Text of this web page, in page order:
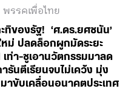
พรรคเพื่อไทย
ของรัฐ! ‘ศ.ดร.ยศชนัน’
ม่ ปลดล็อกผูกมัดระยะ
ท่า-ชูเอานวัตกรรมมาลด
รันตีเรียนจบไม่เคว้ง มุ่ง
าขับเคลื่อนอนาคตประเทศ